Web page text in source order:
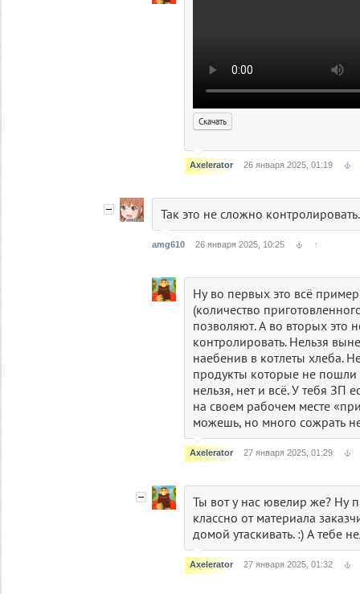
Скачать
Axelerator 26 января 2025, 01:19
Так это не сложно контролировать.
amg610 26 января 2025, 10:25 ↑
Ну во первых это всё
(количество
позволяют. А во вторых это
контролировать. Нельзя
наебенив в котлеты хлеба.
продукты которые не пошли
нельзя, нет и всё. У тебя ЗП
на своем рабочем месте
можешь, но много сожрать
Axelerator 27 января 2025, 01:29
Ты вот у нас ювелир же? Ну
классно от материала
домой утаскивать. :) А тебе
Axelerator 27 января 2025, 01:32